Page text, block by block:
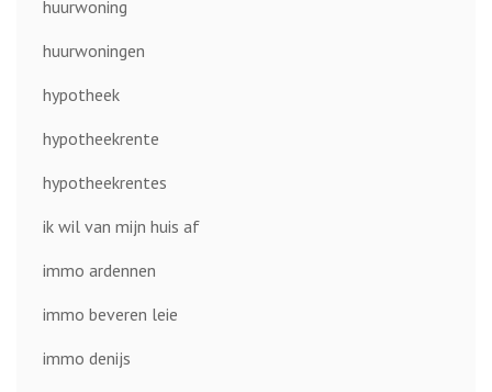
huurwoning
huurwoningen
hypotheek
hypotheekrente
hypotheekrentes
ik wil van mijn huis af
immo ardennen
immo beveren leie
immo denijs